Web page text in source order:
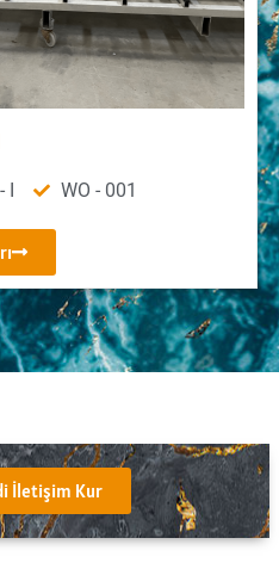
WO - 001
İletişim Kur